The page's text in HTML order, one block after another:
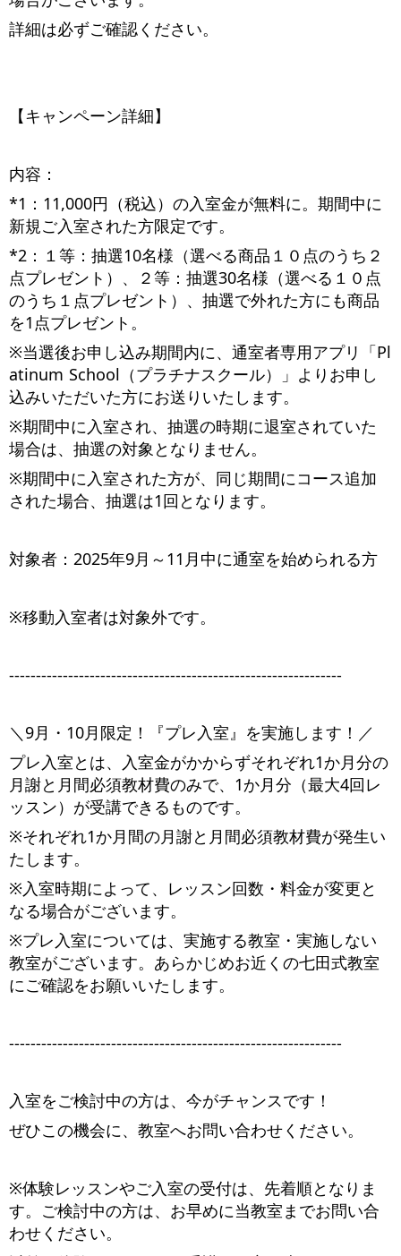
詳細は必ずご確認ください。
【キャンペーン詳細】
内容：
*1：11,000円（税込）の入室金が無料に。期間中に
新規ご入室された方限定です。
*2：１等：抽選10名様（選べる商品１０点のうち２
点プレゼント）、２等：抽選30名様（選べる１０点
のうち１点プレゼント）、抽選で外れた方にも商品
を1点プレゼント。
※当選後お申し込み期間内に、通室者専用アプリ「Pl
atinum School（プラチナスクール）」よりお申し
込みいただいた方にお送りいたします。
※期間中に入室され、抽選の時期に退室されていた
場合は、抽選の対象となりません。
※期間中に入室された方が、同じ期間にコース追加
された場合、抽選は1回となります。
対象者：2025年9月～11月中に通室を始められる方
※移動入室者は対象外です。
--------------------------------------------------------------
＼9月・10月限定！『プレ入室』を実施します！／
プレ入室とは、入室金がかからずそれぞれ1か月分の
月謝と月間必須教材費のみで、1か月分（最大4回レ
ッスン）が受講できるものです。
※それぞれ1か月間の月謝と月間必須教材費が発生い
たします。
※入室時期によって、レッスン回数・料金が変更と
なる場合がございます。
※プレ入室については、実施する教室・実施しない
教室がございます。あらかじめお近くの七田式教室
にご確認をお願いいたします。
--------------------------------------------------------------
入室をご検討中の方は、今がチャンスです！
ぜひこの機会に、教室へお問い合わせください。
※体験レッスンやご入室の受付は、先着順となりま
す。ご検討中の方は、お早めに当教室までお問い合
わせください。